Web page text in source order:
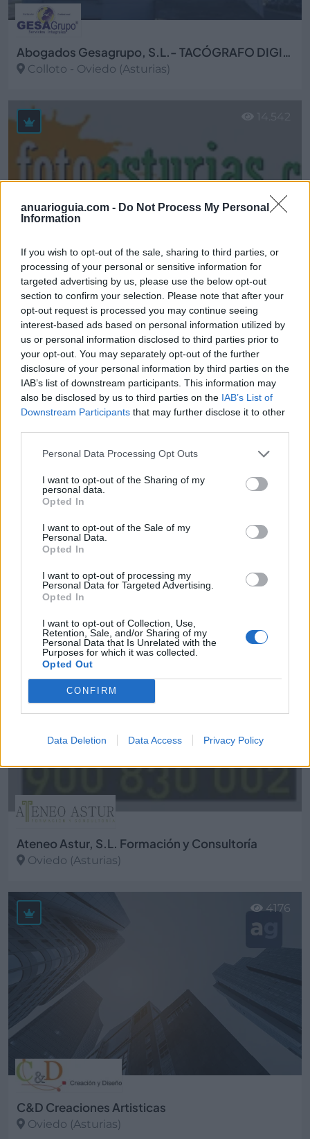
anuarioguia.com - Do Not Process My Personal
Information
If you wish to opt-out of the sale, sharing to third parties, or
processing of your personal or sensitive information for
targeted advertising by us, please use the below opt-out
section to confirm your selection. Please note that after your
opt-out request is processed you may continue seeing
interest-based ads based on personal information utilized by
us or personal information disclosed to third parties prior to
your opt-out. You may separately opt-out of the further
disclosure of your personal information by third parties on the
IAB’s list of downstream participants. This information may
also be disclosed by us to third parties on the IAB’s List of
Downstream Participants that may further disclose it to other
Personal Data Processing Opt Outs
I want to opt-out of the Sharing of my
personal data.
Opted In
I want to opt-out of the Sale of my
Personal Data.
Opted In
I want to opt-out of processing my
Personal Data for Targeted Advertising.
Opted In
I want to opt-out of Collection, Use,
Retention, Sale, and/or Sharing of my
Personal Data that Is Unrelated with the
Purposes for which it was collected.
Opted Out
CONFIRM
Data Deletion Data Access Privacy Policy
Abogados Gesagrupo, S.L.- TACÓGRAFO DIGITAL
Colloto - Oviedo (Asturias)
ADR Revelastur
Oviedo (Asturias)
Ver más
Alsa Grupo
Colloto (Asturias)
Ver más
39.930
Ateneo Astur, S.L. Formación y Consultoría
Oviedo (Asturias)
Ver más
4873
C&D Creaciones Artisticas
Oviedo (Asturias)
4176